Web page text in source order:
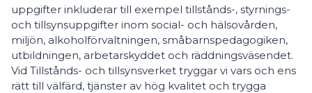
uppgifter inkluderar till exempel tillstånds-, styrnings-
och tillsynsuppgifter inom social- och hälsovården,
miljön, alkoholförvaltningen, småbarnspedagogiken,
utbildningen, arbetarskyddet och räddningsväsendet.
Vid Tillstånds- och tillsynsverket tryggar vi vars och ens
rätt till välfärd, tjänster av hög kvalitet och trygga